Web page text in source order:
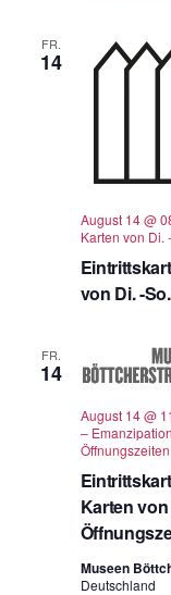
FR.
14
von Di. -
August 14 @
Karten von Di.
FR.
14
Karten
August 14 @
–
Museen
Deutschland